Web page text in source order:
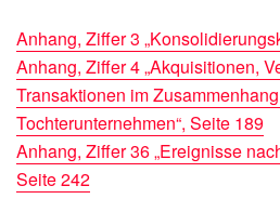
Anhang, Ziffer 3
Anhang, Ziffer 4 „Akquisitionen,
Transaktionen im
Tochterunternehmen“, Seite 189
Anhang, Ziffer 36 „Ereignisse
Seite 242